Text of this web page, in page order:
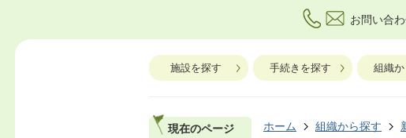
お問い合
施設を探す 手続きを探す 組織
現在のページ ホーム 組織から探す